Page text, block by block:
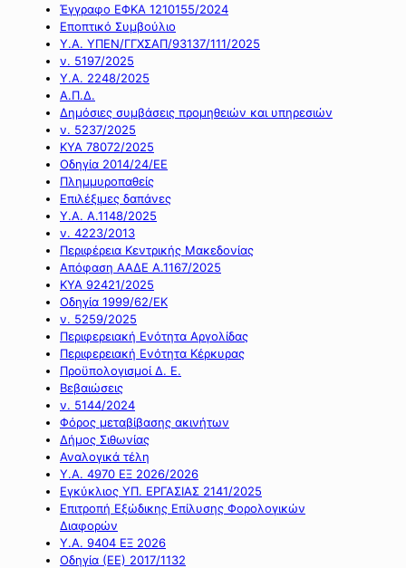
Έγγραφο ΕΦΚΑ 1210155/2024
Εποπτικό Συμβούλιο
Υ.Α. ΥΠΕΝ/ΓΓΧΣΑΠ/93137/111/2025
ν. 5197/2025
Υ.Α. 2248/2025
Α.Π.Δ.
Δημόσιες συμβάσεις προμηθειών και υπηρεσιών
ν. 5237/2025
ΚΥΑ 78072/2025
Οδηγία 2014/24/ΕΕ
Πλημμυροπαθείς
Επιλέξιμες δαπάνες
Υ.Α. Α.1148/2025
ν. 4223/2013
Περιφέρεια Κεντρικής Μακεδονίας
Απόφαση ΑΑΔΕ Α.1167/2025
ΚΥΑ 92421/2025
Οδηγία 1999/62/ΕΚ
ν. 5259/2025
Περιφερειακή Ενότητα Αργολίδας
Περιφερειακή Ενότητα Κέρκυρας
Προϋπολογισμοί Δ. Ε.
Βεβαιώσεις
ν. 5144/2024
Φόρος μεταβίβασης ακινήτων
Δήμος Σιθωνίας
Αναλογικά τέλη
Υ.Α. 4970 ΕΞ 2026/2026
Εγκύκλιος ΥΠ. ΕΡΓΑΣΙΑΣ 2141/2025
Επιτροπή Εξώδικης Επίλυσης Φορολογικών
Διαφορών
Υ.Α. 9404 ΕΞ 2026
Οδηγία (ΕΕ) 2017/1132